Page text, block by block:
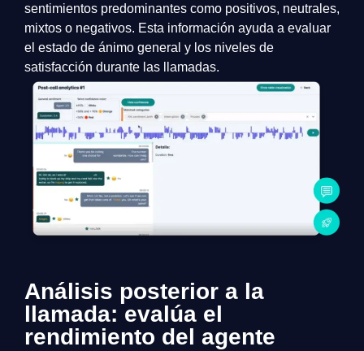
sentimientos predominantes como positivos, neutrales,
mixtos o negativos. Esta información ayuda a evaluar
el estado de ánimo general y los niveles de
satisfacción durante las llamadas.
Análisis posterior a la
llamada: evalúa el
rendimiento del agente